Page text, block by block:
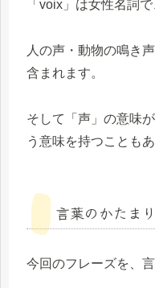
「voix」は女性名詞
人の声・動物の鳴き
含まれます。
そして「声」の意味
う意味を持つことも
言葉のかたま
今回のフレーズを、